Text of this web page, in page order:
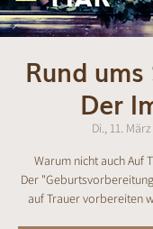
Rund
Der
Di., 11. März
Warum nicht auch Auf
Der
auf Trauer vorbereiten